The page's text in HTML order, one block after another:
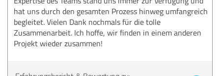
hat uns durch den gesamten Prozess hinweg umfangreich
begleitet. Vielen Dank nochmals für die tolle
Zusammenarbeit. Ich hoffe, wir finden in einem anderen
Projekt wieder zusammen!